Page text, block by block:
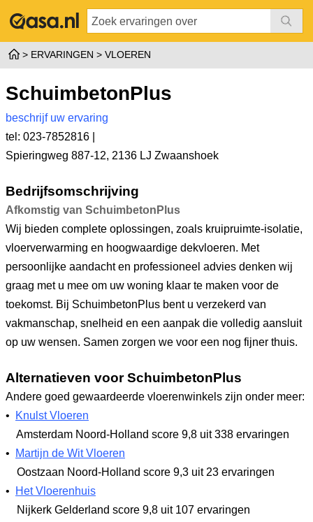
ERVARINGEN VLOEREN
SchuimbetonPlus
beschrijf uw ervaring
tel: 023-7852816 |
Spieringweg 887-12, 2136 LJ Zwaanshoek
Bedrijfsomschrijving
Afkomstig van SchuimbetonPlus
Wij bieden complete oplossingen, zoals kruipruimte-isolatie,
vloerverwarming en hoogwaardige dekvloeren. Met
persoonlijke aandacht en professioneel advies denken wij
graag met u mee om uw woning klaar te maken voor de
toekomst. Bij SchuimbetonPlus bent u verzekerd van
vakmanschap, snelheid en een aanpak die volledig aansluit
op uw wensen. Samen zorgen we voor een nog fijner thuis.
Alternatieven voor SchuimbetonPlus
Andere goed gewaardeerde vloerenwinkels zijn onder meer:
•
Knulst Vloeren
Amsterdam Noord-Holland score 9,8 uit 338 ervaringen
•
Martijn de Wit Vloeren
Oostzaan Noord-Holland score 9,3 uit 23 ervaringen
•
Het Vloerenhuis
Nijkerk Gelderland score 9,8 uit 107 ervaringen